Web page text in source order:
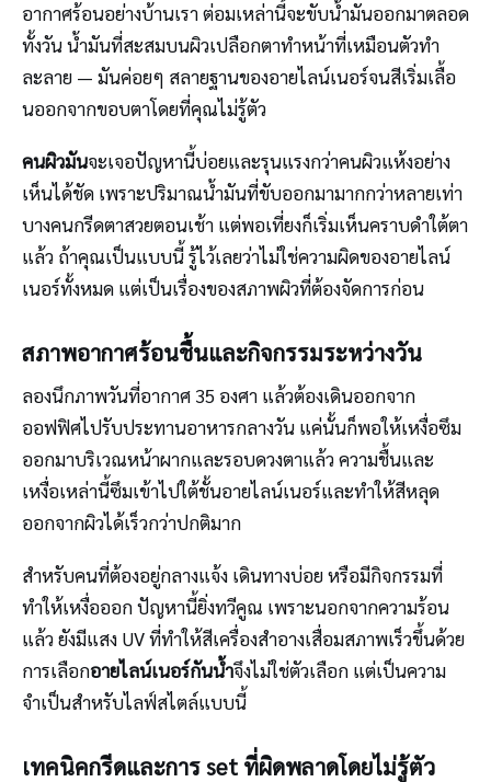
อากาศร้อนอย่างบ้านเรา ต่อมเหล่านี้จะขับน้ำมันออกมาตลอด
ทั้งวัน น้ำมันที่สะสมบนผิวเปลือกตาทำหน้าที่เหมือนตัวทำ
ละลาย — มันค่อยๆ สลายฐานของอายไลน์เนอร์จนสีเริ่มเลื้อ
นออกจากขอบตาโดยที่คุณไม่รู้ตัว
คนผิวมันจะเจอปัญหานี้บ่อยและรุนแรงกว่าคนผิวแห้งอย่าง
เห็นได้ชัด เพราะปริมาณน้ำมันที่ขับออกมามากกว่าหลายเท่า
บางคนกรีดตาสวยตอนเช้า แต่พอเที่ยงก็เริ่มเห็นคราบดำใต้ตา
แล้ว ถ้าคุณเป็นแบบนี้ รู้ไว้เลยว่าไม่ใช่ความผิดของอายไลน์
เนอร์ทั้งหมด แต่เป็นเรื่องของสภาพผิวที่ต้องจัดการก่อน
สภาพอากาศร้อนชื้นและกิจกรรมระหว่างวัน
ลองนึกภาพวันที่อากาศ 35 องศา แล้วต้องเดินออกจาก
ออฟฟิศไปรับประทานอาหารกลางวัน แค่นั้นก็พอให้เหงื่อซึม
ออกมาบริเวณหน้าผากและรอบดวงตาแล้ว ความชื้นและ
เหงื่อเหล่านี้ซึมเข้าไปใต้ชั้นอายไลน์เนอร์และทำให้สีหลุด
ออกจากผิวได้เร็วกว่าปกติมาก
สำหรับคนที่ต้องอยู่กลางแจ้ง เดินทางบ่อย หรือมีกิจกรรมที่
ทำให้เหงื่อออก ปัญหานี้ยิ่งทวีคูณ เพราะนอกจากความร้อน
แล้ว ยังมีแสง UV ที่ทำให้สีเครื่องสำอางเสื่อมสภาพเร็วขึ้นด้วย
การเลือกอายไลน์เนอร์กันน้ำจึงไม่ใช่ตัวเลือก แต่เป็นความ
จำเป็นสำหรับไลฟ์สไตล์แบบนี้
เทคนิคกรีดและการ set ที่ผิดพลาดโดยไม่รู้ตัว